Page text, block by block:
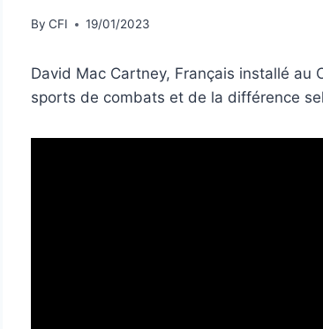
By CFI 19/01/2023
David Mac Cartney, Français installé au
sports de combats et de la différence